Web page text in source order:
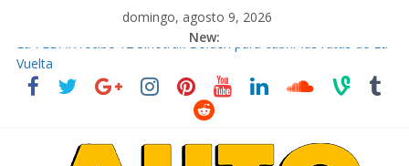
domingo, agosto 9, 2026
New:
La FEDAK recibe 12 Sinotruk Bolden para cubrir las rutas de La
Vuelta
El costo de tener un vehículo gana protagonismo a la hora de